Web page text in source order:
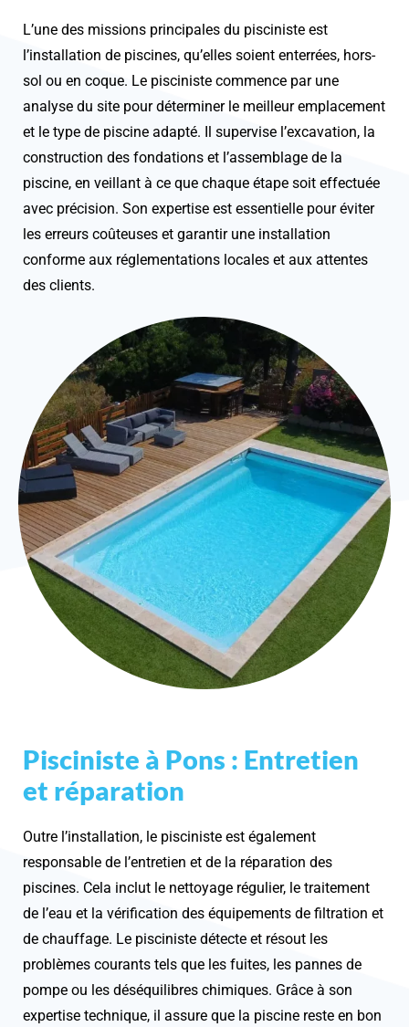
L’une des missions principales du pisciniste est
l’installation de piscines, qu’elles soient enterrées, hors-
sol ou en coque. Le pisciniste commence par une
analyse du site pour déterminer le meilleur emplacement
et le type de piscine adapté. Il supervise l’excavation, la
construction des fondations et l’assemblage de la
piscine, en veillant à ce que chaque étape soit effectuée
avec précision. Son expertise est essentielle pour éviter
les erreurs coûteuses et garantir une installation
conforme aux réglementations locales et aux attentes
des clients.
Pisciniste à Pons : Entretien
et réparation
Outre l’installation, le pisciniste est également
responsable de l’entretien et de la réparation des
piscines. Cela inclut le nettoyage régulier, le traitement
de l’eau et la vérification des équipements de filtration et
de chauffage. Le pisciniste détecte et résout les
problèmes courants tels que les fuites, les pannes de
pompe ou les déséquilibres chimiques. Grâce à son
expertise technique, il assure que la piscine reste en bon